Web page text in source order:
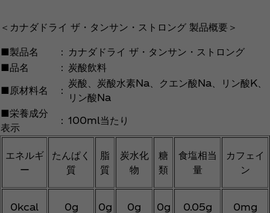
＜カナダドライ ザ・タンサン・ストロング 製品概要＞
■製品名 ： カナダドライ ザ・タンサン・ストロング
■品名
： 炭酸飲料
■原材料名
：
炭酸、炭酸水素Na、クエン酸Na、リン酸K、
リン酸Na
■栄養成分
表示
： 100ml当たり
エネルギ
ー
たんぱく
質
脂
質
炭水化
物
糖
類
食塩相当
量
カフェイ
ン
0kcal 0g 0g 0g 0g 0.05g 0mg